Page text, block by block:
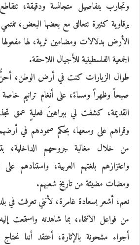
وتجارب بتفاصيل متجانسة ودقيقة،
برقاوية كثيرة تتعالق مع بعضها البعض،
الأرض بدلالات ومضامين ثرية، لها
الجمعية الفلسطينية للأجيال اللاحقة.
طوال الزيارات كنت في أرض الوطن، أحنُّ
صبحاً وظهراً ومساءً، على أنغام ترانيم
القديمة، كشفت لي ببراهينَ فعليةٍ عمق
وقراهم على وسعها، بحكم صمودهم في
من خلال مغالبة جروحهم الداخلية،
واعتزازهم بلغتهم العربية، واستنادهم
ومضات مضيئة من تاريخ شعبهم.
نعم، أشعر بسعادة غامرة، لأنني تعرفت
من فواعل الانتماء، بما شاهدته واستمعت
أجواء مشحونة بالإثارة، أعتقد أننا نحتاج